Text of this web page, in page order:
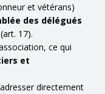
et vétérans)
des délégués
17).
ce qui
et
directement